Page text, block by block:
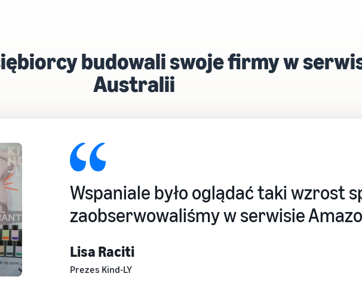
budowali swoje firmy w
Australii
Wspaniale było oglądać taki wzrost
zaobserwowaliśmy w serwisie
Lisa Raciti
Prezes Kind-LY